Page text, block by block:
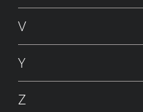
V
Y
Z